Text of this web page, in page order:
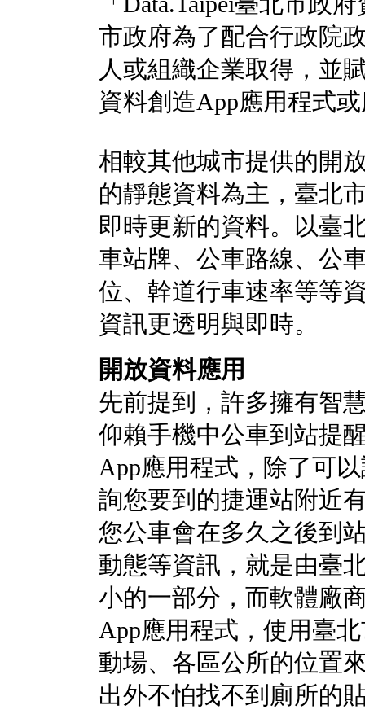
市政府為了配合行政院
人或組織企業取得，並
資料創造App應用程式
相較其他城市提供的開
的靜態資料為主，臺北
即時更新的資料。以臺
車站牌、公車路線、公
位、幹道行車速率等等
資訊更透明與即時。
開放資料應用
先前提到，許多擁有智
仰賴手機中公車到站提
App應用程式，除了可
詢您要到的捷運站附近
您公車會在多久之後到
動態等資訊，就是由臺
小的一部分，而軟體廠
App應用程式，使用臺
動場、各區公所的位置
出外不怕找不到廁所的